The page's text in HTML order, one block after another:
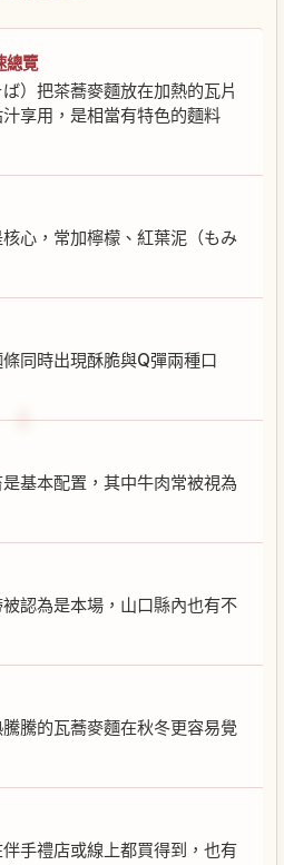
總覽
）把茶蕎麥麵放在加熱的瓦片
享用，是相當有特色的麵料
心，常加檸檬、紅葉泥（もみ
同時出現酥脆與Q彈兩種口
基本配置，其中牛肉常被視為
認為是本場，山口縣內也有不
騰的瓦蕎麥麵在秋冬更容易覺
手禮店或線上都買得到，也有